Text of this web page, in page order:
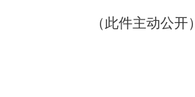
（此件主动公开）